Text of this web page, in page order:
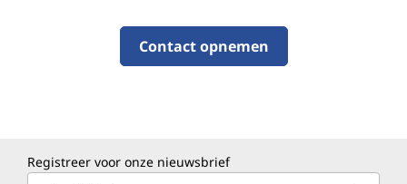
Contact opnemen
Registreer voor onze nieuwsbrief